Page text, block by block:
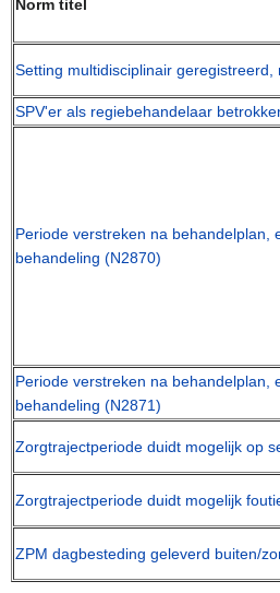
Norm titel
Setting multidisciplinair
SPV'er als regiebehandelaar
Periode verstreken na behandelplan,
behandeling (N2870)
Periode verstreken na behandelplan,
behandeling (N2871)
Zorgtrajectperiode duidt mogelijk op
Zorgtrajectperiode duidt mogelijk
ZPM dagbesteding geleverd buiten/